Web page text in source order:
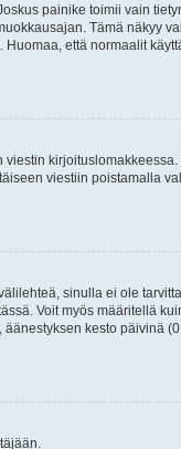
painike toimii vain
Tämä näkyy
että normaalit
viestin kirjoituslomakkeessa.
viestiin poistamalla
sinulla ei ole
Voit myös määritellä
kesto päivinä